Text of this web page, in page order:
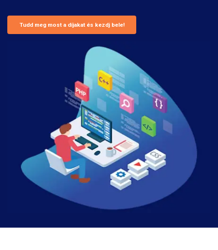
Tudd meg most a díjakat és kezdj bele!